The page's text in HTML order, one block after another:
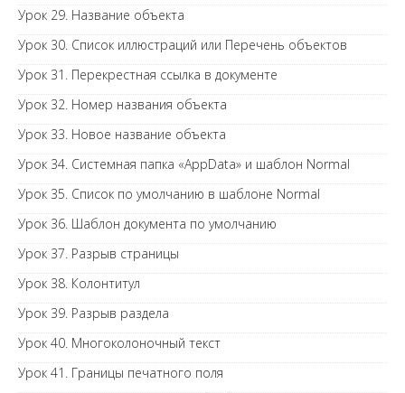
Урок 29. Название объекта
Урок 30. Список иллюстраций или Перечень объектов
Урок 31. Перекрестная ссылка в документе
Урок 32. Номер названия объекта
Урок 33. Новое название объекта
Урок 34. Системная папка «AppData» и шаблон Normal
Урок 35. Список по умолчанию в шаблоне Normal
Урок 36. Шаблон документа по умолчанию
Урок 37. Разрыв страницы
Урок 38. Колонтитул
Урок 39. Разрыв раздела
Урок 40. Многоколоночный текст
Урок 41. Границы печатного поля